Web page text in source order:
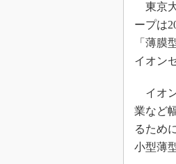
東京
ープは
「薄膜
イオン
イオ
業など
るため
小型薄